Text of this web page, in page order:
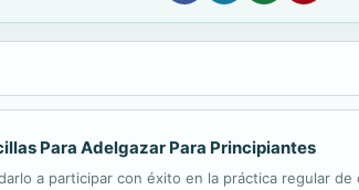
Para Adelgazar Para Principiantes
a participar con éxito en la práctica regular de